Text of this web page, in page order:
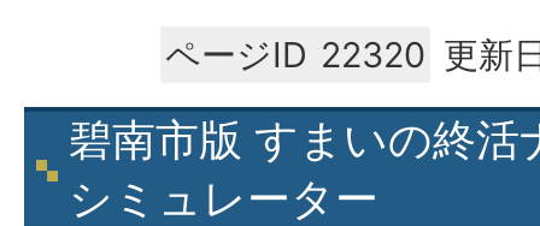
ページID 22320 更新
碧南市版 すまいの終活
シミュレーター